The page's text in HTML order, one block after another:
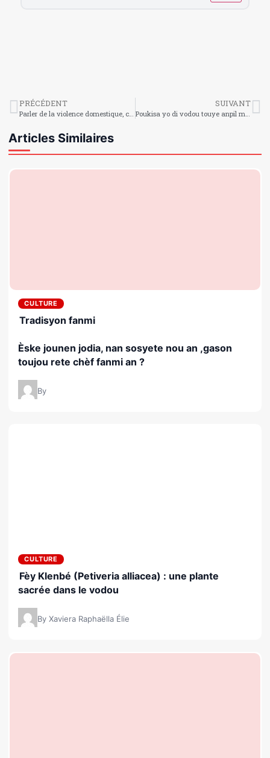
PRÉCÉDENT SUIVANT
Articles Similaires
CULTURE
Tradisyon fanmi
Èske jounen jodia, nan sosyete nou an ,gason
toujou rete chèf fanmi an ?
By
CULTURE
Fèy Klenbé (Petiveria alliacea) : une plante
sacrée dans le vodou
By Xaviera Raphaëlla Élie